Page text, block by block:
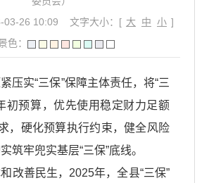
03-26 10:09
文字大小：[ 大 中 小 ]
色：
压实“三保”保障主体责任，将“三
初预算，优先使用稳定财力足额
，硬化预算执行约束，健全风险
筑牢兜实基层“三保”底线。
改善民生，2025年，全县“三保”